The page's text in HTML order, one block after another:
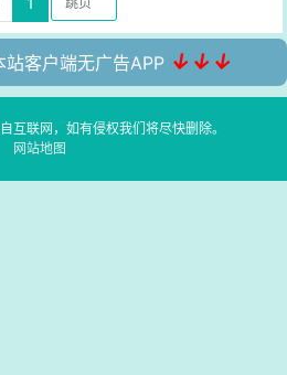
客户端无广告APP ↓↓↓
互联网，如有侵权我们将尽快删除。
网站地图